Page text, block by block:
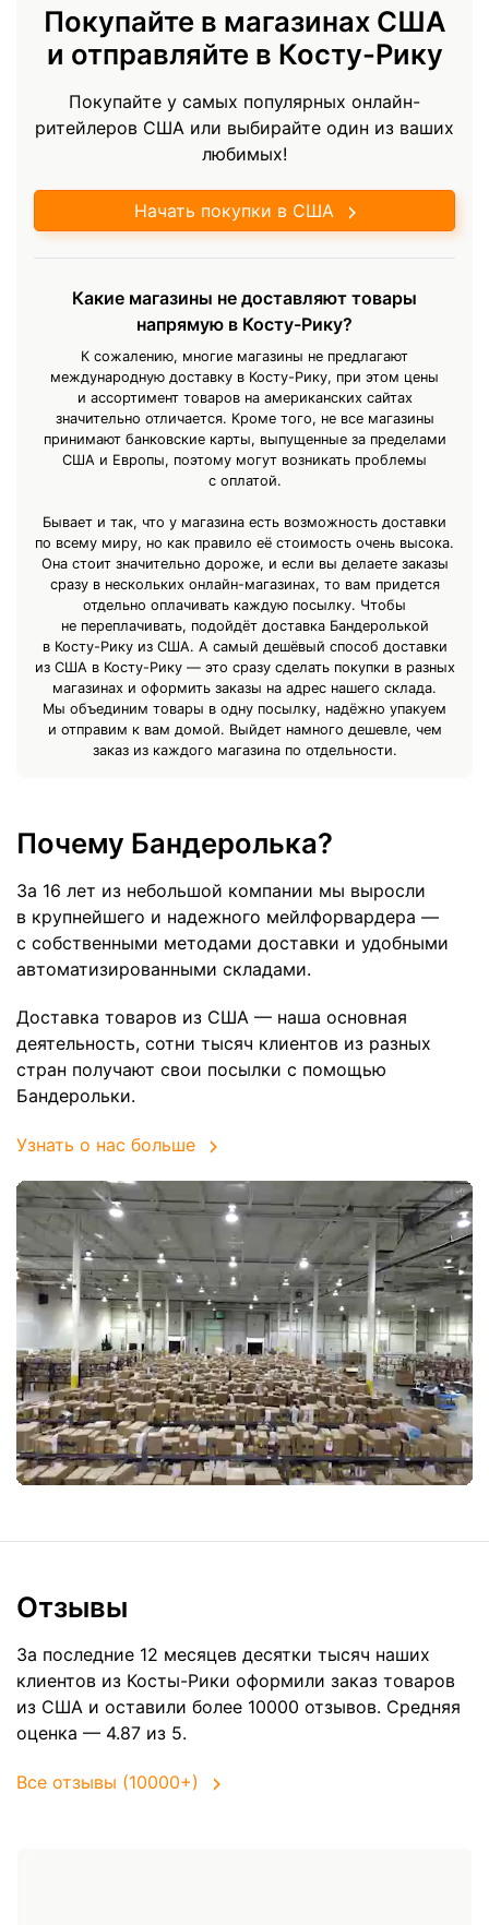
Покупайте в магазинах США
и отправляйте в Косту-Рику
Покупайте у самых популярных онлайн-
ритейлеров США или выбирайте один из ваших
любимых!
Начать покупки в США
Какие магазины не доставляют товары
напрямую в Косту-Рику?
К сожалению, многие магазины не предлагают
международную доставку в Косту-Рику, при этом цены
и ассортимент товаров на американских сайтах
значительно отличается. Кроме того, не все магазины
принимают банковские карты, выпущенные за пределами
США и Европы, поэтому могут возникать проблемы
с оплатой.
Бывает и так, что у магазина есть возможность доставки
по всему миру, но как правило её стоимость очень высока.
Она стоит значительно дороже, и если вы делаете заказы
сразу в нескольких онлайн-магазинах, то вам придется
отдельно оплачивать каждую посылку. Чтобы
не переплачивать, подойдёт доставка Бандеролькой
в Косту-Рику из США. А самый дешёвый способ доставки
из США в Косту-Рику — это сразу сделать покупки в разных
магазинах и оформить заказы на адрес нашего склада.
Мы объединим товары в одну посылку, надёжно упакуем
и отправим к вам домой. Выйдет намного дешевле, чем
заказ из каждого магазина по отдельности.
Почему Бандеролька?
За 16 лет из небольшой компании мы выросли
в крупнейшего и надежного мейлфорвардера —
с собственными методами доставки и удобными
автоматизированными складами.
Доставка товаров из США — наша основная
деятельность, сотни тысяч клиентов из разных
стран получают свои посылки с помощью
Бандерольки.
Узнать о нас больше
Отзывы
За последние 12 месяцев десятки тысяч наших
клиентов из Косты-Рики оформили заказ товаров
из США и оставили более 10000 отзывов. Средняя
оценка — 4.87 из 5.
Все отзывы (10000+)